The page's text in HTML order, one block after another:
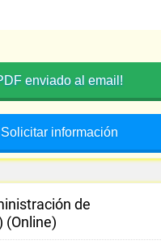
enviado al email!
Solicitar información
de
(Online)